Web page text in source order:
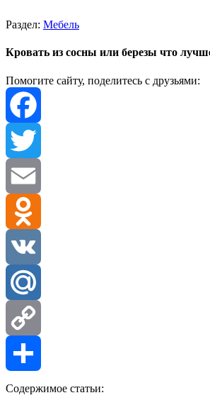
Раздел: Мебель
Кровать из сосны или березы что
Помогите сайту, поделитесь с друзьями:
Facebook
Twitter
Email
Odnoklassniki
VK
Mail.Ru
Copy
Link
Отправить
Содержимое статьи: